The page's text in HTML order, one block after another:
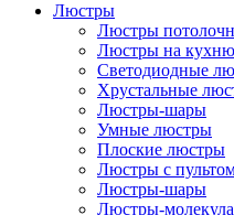
Люстры
Люстры
Люстры на кухню
Светодиодные
Хрустальные
Люстры-шары
Умные люстры
Плоские люстры
Люстры с
Люстры-шары
Люстры-молекула